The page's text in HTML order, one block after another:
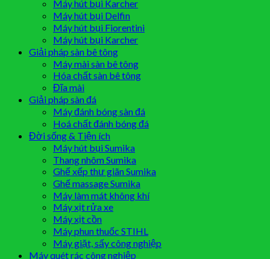
Máy hút bụi Karcher
Máy hút bụi Delfin
Máy hút bụi Fiorentini
Máy hút bụi Karcher
Giải pháp sàn bê tông
Máy mài sàn bê tông
Hóa chất sàn bê tông
Đĩa mài
Giải pháp sàn đá
Máy đánh bóng sàn đá
Hoá chất đánh bóng đá
Đời sống & Tiện ích
Máy hút bụi Sumika
Thang nhôm Sumika
Ghế xếp thư giãn Sumika
Ghế massage Sumika
Máy làm mát không khí
Máy xịt rửa xe
Máy xịt cồn
Máy phun thuốc STIHL
Máy giặt, sấy công nghiệp
Máy quét rác công nghiệp